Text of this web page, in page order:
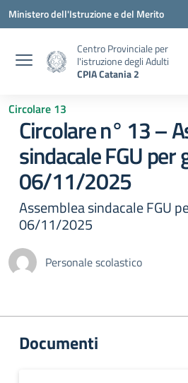
Vai ai contenuti
Vai al menu di navigazione
Vai al footer
Ministero dell'Istruzione e del Merito
Centro Provinciale per
l'istruzione degli Adulti
CPIA Catania 2
Circolare 13
Circolare n° 13 –
sindacale FGU per
06/11/2025
Assemblea sindacale FGU
06/11/2025
Personale scolastico
Documenti